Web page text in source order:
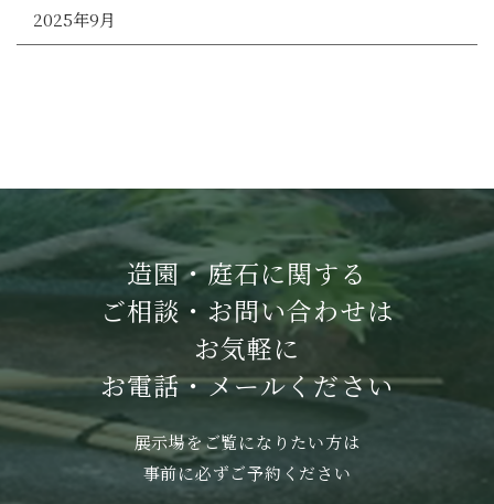
2025年9月
造園・庭石に関する
ご相談・お問い合わせは
お気軽に
お電話・メールください
展示場をご覧になりたい方は
事前に必ずご予約ください